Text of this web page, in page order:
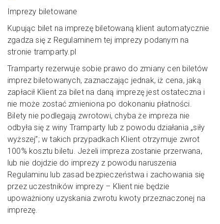
Imprezy biletowane
Kupując bilet na imprezę biletowaną klient automatycznie
zgadza się z Regulaminem tej imprezy podanym na
stronie tramparty.pl
Tramparty rezerwuje sobie prawo do zmiany cen biletów
imprez biletowanych, zaznaczając jednak, iż cena, jaką
zapłacił Klient za bilet na daną imprezę jest ostateczna i
nie może zostać zmieniona po dokonaniu płatności.
Bilety nie podlegają zwrotowi, chyba że impreza nie
odbyła się z winy Tramparty lub z powodu działania „siły
wyższej”; w takich przypadkach Klient otrzymuje zwrot
100% kosztu biletu. Jeżeli impreza zostanie przerwana,
lub nie dojdzie do imprezy z powodu naruszenia
Regulaminu lub zasad bezpieczeństwa i zachowania się
przez uczestników imprezy – Klient nie będzie
upoważniony uzyskania zwrotu kwoty przeznaczonej na
imprezę.